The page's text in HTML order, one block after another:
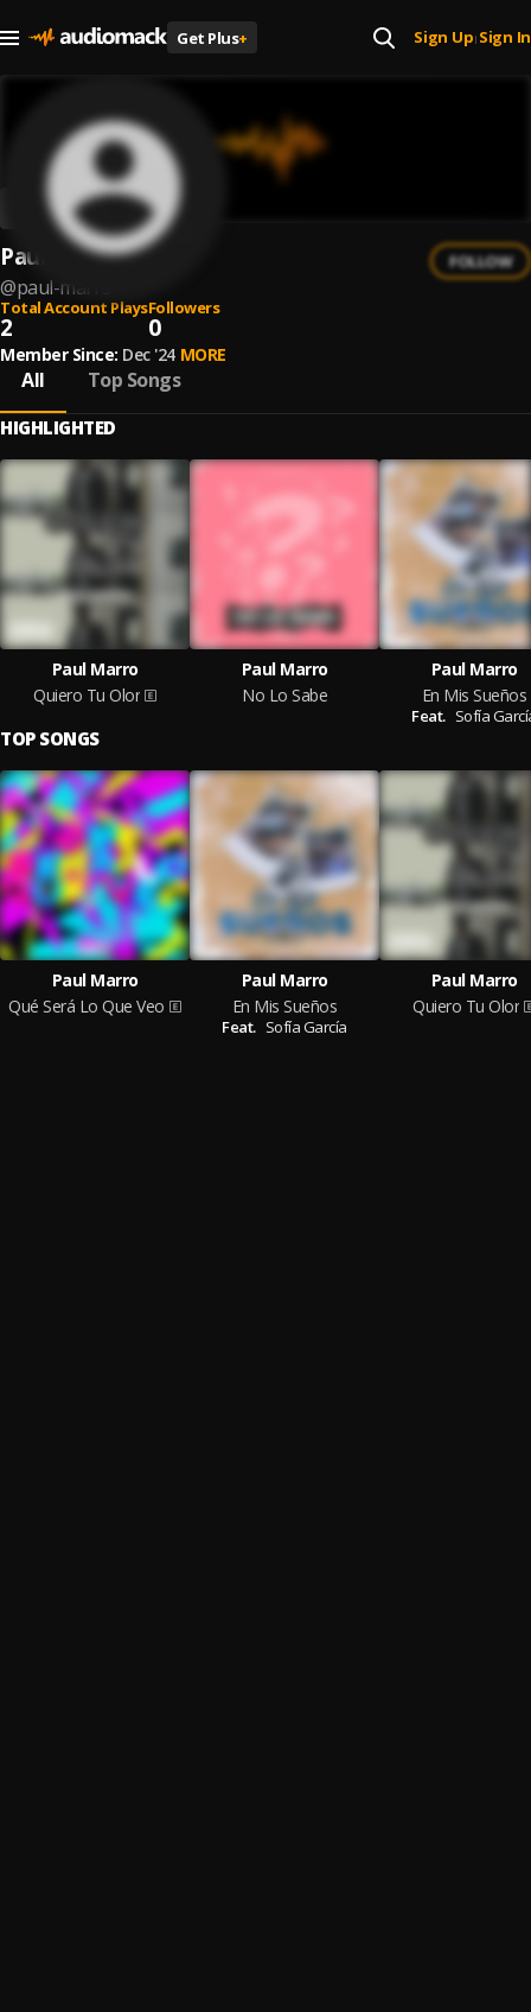
Get Plus+ Sign Up| Sign In
Paul Marro
@paul-marro
FOLLOW
Total Account Plays
2
Followers
0
Member Since: Dec '24 MORE
All Top Songs
HIGHLIGHTED
Paul Marro
Quiero Tu Olor
Paul Marro
No Lo Sabe
Paul Marro
En Mis Sueños
Feat. Sofía
TOP SONGS
Paul Marro
Qué Será Lo Que Veo
Paul Marro
En Mis Sueños
Feat. Sofía García
Paul Marro
Quiero Tu Olor